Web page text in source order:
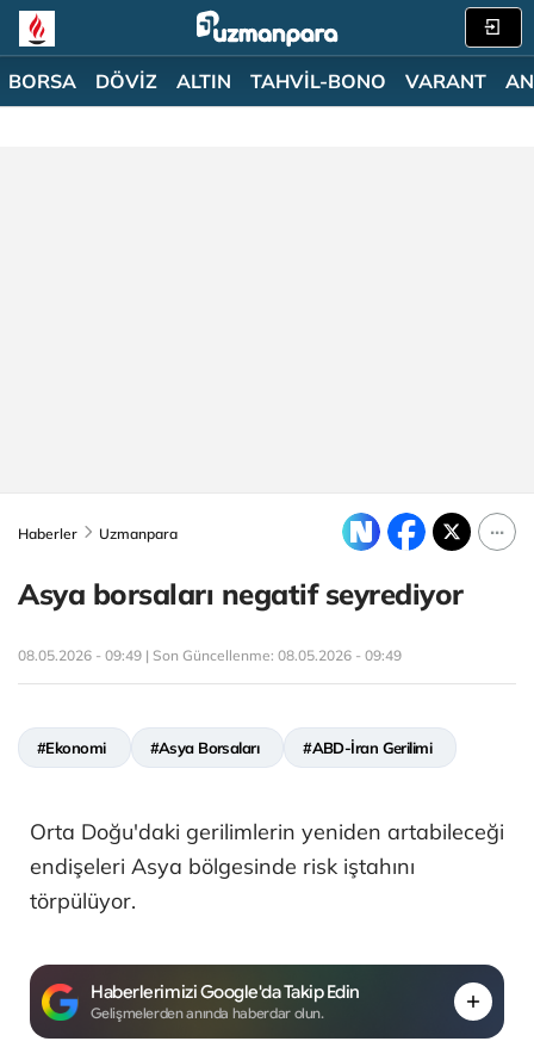
BORSA DÖVİZ ALTIN TAHVİL-BONO VARANT
Haberler Uzmanpara
Asya borsaları negatif seyrediyor
08.05.2026 - 09:49 | Son Güncellenme: 08.05.2026 - 09:49
#Ekonomi #Asya Borsaları #ABD-İran Gerilimi
Orta Doğu'daki gerilimlerin yeniden artabileceği
endişeleri Asya bölgesinde risk iştahını
törpülüyor.
Haberlerimizi Google'da Takip Edin
Gelişmelerden anında haberdar olun.